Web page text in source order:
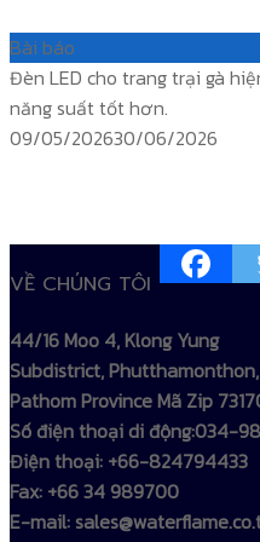
Bài báo
Đèn LED cho trang trại gà
năng suất tốt hơn.
Posted
09/05/202630/06/2026
VỀ CHÚNG TÔI
44/16 Moo 4, Klong Yung
Subdistrict,
Pathom Province Mã Zip
Số điện thoại di động:034-
Điện thoại: +66-824794433
Fax: +66 34 989700
E-mail: